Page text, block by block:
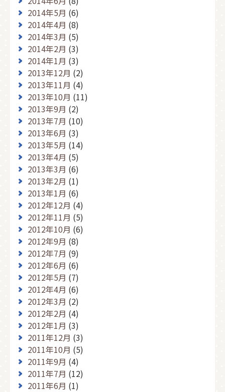
2014年5月 (6)
2014年4月 (8)
2014年3月 (5)
2014年2月 (3)
2014年1月 (3)
2013年12月 (2)
2013年11月 (4)
2013年10月 (11)
2013年9月 (2)
2013年7月 (10)
2013年6月 (3)
2013年5月 (14)
2013年4月 (5)
2013年3月 (6)
2013年2月 (1)
2013年1月 (6)
2012年12月 (4)
2012年11月 (5)
2012年10月 (6)
2012年9月 (8)
2012年7月 (9)
2012年6月 (6)
2012年5月 (7)
2012年4月 (6)
2012年3月 (2)
2012年2月 (4)
2012年1月 (3)
2011年12月 (3)
2011年10月 (5)
2011年9月 (4)
2011年7月 (12)
2011年6月 (1)